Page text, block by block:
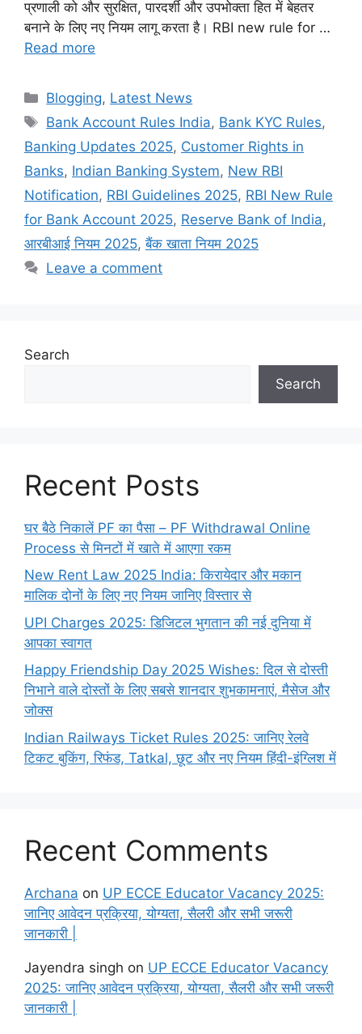
प्रणाली को और सुरक्षित, पारदर्शी और उपभोक्ता हित में बेहतर
बनाने के लिए नए नियम लागू करता है। RBI new rule for …
Read more
Categories
Blogging, Latest News
Tags
Bank Account Rules India, Bank KYC Rules,
Banking Updates 2025, Customer Rights in
Banks, Indian Banking System, New RBI
Notification, RBI Guidelines 2025, RBI New Rule
for Bank Account 2025, Reserve Bank of India,
आरबीआई नियम 2025,बैंक खाता नियम 2025
Leave a comment
Search
Search
Recent Posts
घर बैठे निकालें PF का पैसा – PF Withdrawal Online
Process से मिनटों में खाते में आएगा रकम
New Rent Law 2025 India: किरायेदार और मकान
मालिक दोनों के लिए नए नियम जानिए विस्तार से
UPI Charges 2025: डिजिटल भुगतान की नई दुनिया में
आपका स्वागत
Happy Friendship Day 2025 Wishes: दिल से दोस्ती
निभाने वाले दोस्‍तों के लिए सबसे शानदार शुभकामनाएं, मैसेज और
जोक्स
Indian Railways Ticket Rules 2025: जानिए रेलवे
टिकट बुकिंग, रिफंड, Tatkal, छूट और नए नियम हिंदी-इंग्लिश में
Recent Comments
Archana on UP ECCE Educator Vacancy 2025:
जानिए आवेदन प्रक्रिया, योग्यता, सैलरी और सभी जरूरी
जानकारी |
Jayendra singh on UP ECCE Educator Vacancy
2025: जानिए आवेदन प्रक्रिया, योग्यता, सैलरी और सभी जरूरी
जानकारी |